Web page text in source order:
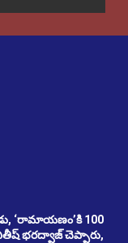
‘రామాయణం’కి 100
భరద్వాజ్ చెప్పారు,